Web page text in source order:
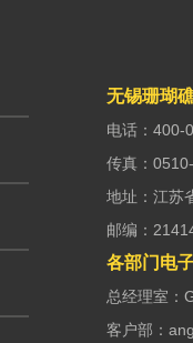
无锡珊瑚
电话：400-
传真：
地址：江苏
邮编：
各部门电
总经理室：
客户部：